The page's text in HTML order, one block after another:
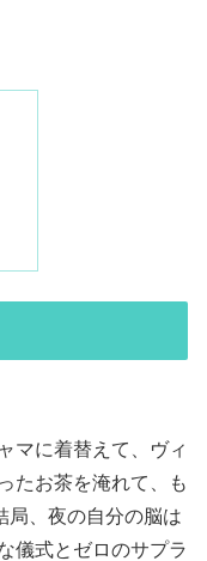
マに着替えて、ヴィ
たお茶を淹れて、も
局、夜の自分の脳は
儀式とゼロのサプラ